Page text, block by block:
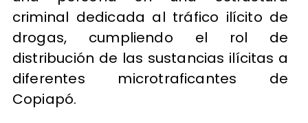
criminal dedicada al tráfico ilícito de
drogas, cumpliendo el rol de
distribución de las sustancias ilícitas a
diferentes microtraficantes de
Copiapó.